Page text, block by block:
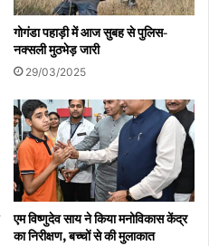
गोगंडा पहाड़ी में आज सुबह से पुलिस-
नक्सली मुठभेड़ जारी
29/03/2025
एम विष्णुदेव साय ने किया मनोविकास केंद्र
का निरीक्षण, बच्चों से की मुलाकात